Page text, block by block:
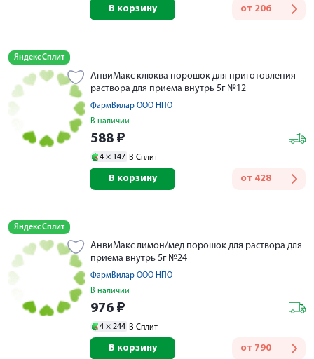
от 206
В корзину
Яндекс Сплит
АнвиМакс клюква порошок для приготовления
раствора для приема внутрь 5г №12
ФармВилар ООО НПО
В наличии
588 ₽
4 × 147 В Сплит
от 428
В корзину
Яндекс Сплит
АнвиМакс лимон/мед порошок для раствора для
приема внутрь 5г №24
ФармВилар ООО НПО
В наличии
976 ₽
4 × 244 В Сплит
от 790
В корзину